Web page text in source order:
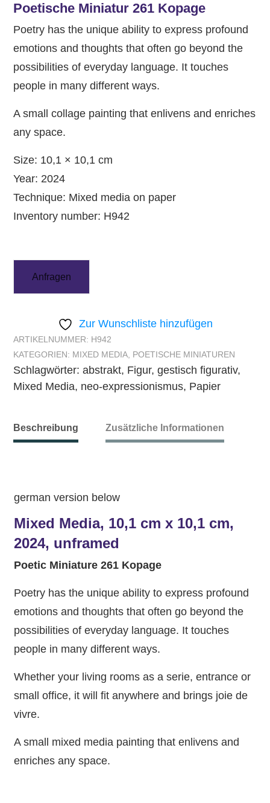
Poetische Miniatur 261 Kopage
Poetry has the unique ability to express profound
emotions and thoughts that often go beyond the
possibilities of everyday language. It touches
people in many different ways.
A small collage painting that enlivens and enriches
any space.
Size: 10,1 × 10,1 cm
Year: 2024
Technique: Mixed media on paper
Inventory number: H942
Anfragen
Zur Wunschliste hinzufügen
ARTIKELNUMMER: H942
KATEGORIEN: MIXED MEDIA POETISCHE MINIATUREN
Schlagwörter: abstrakt, Figur, gestisch figurativ,
Mixed Media, neo-expressionismus, Papier
Beschreibung Zusätzliche Informationen
german version below
Mixed Media, 10,1 cm x 10,1 cm,
2024, unframed
Poetic Miniature 261 Kopage
Poetry has the unique ability to express profound
emotions and thoughts that often go beyond the
possibilities of everyday language. It touches
people in many different ways.
Whether your living rooms as a serie, entrance or
small office, it will fit anywhere and brings joie de
vivre.
A small mixed media painting that enlivens and
enriches any space.